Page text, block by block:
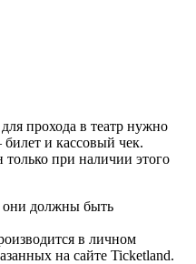
прохода в театр нужно
и кассовый чек.
только при наличии этого
они должны быть
в личном
на сайте Ticketland.